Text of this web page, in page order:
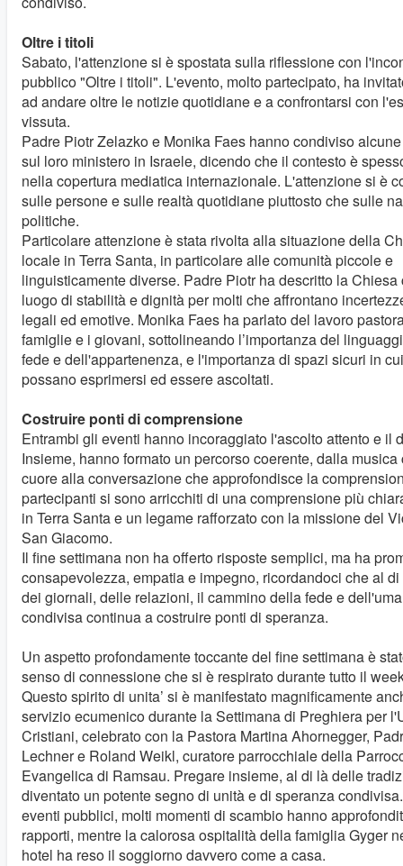
Oltre i titoli
Sabato, l'attenzione si è spostata sulla riflessione con
pubblico "Oltre i titoli". L'evento, molto partecipato, ha
ad andare oltre le notizie quotidiane e a confrontarsi con
vissuta.
Padre Piotr Zelazko e Monika Faes hanno condiviso
sul loro ministero in Israele, dicendo che il contesto è
nella copertura mediatica internazionale. L'attenzione si è
sulle persone e sulle realtà quotidiane piuttosto che sulle
politiche.
Particolare attenzione è stata rivolta alla situazione della
locale in Terra Santa, in particolare alle comunità piccole e
linguisticamente diverse. Padre Piotr ha descritto la Chiesa
luogo di stabilità e dignità per molti che affrontano
legali ed emotive. Monika Faes ha parlato del lavoro
famiglie e i giovani, sottolineando l’importanza del
fede e dell'appartenenza, e l'importanza di spazi sicuri in
possano esprimersi ed essere ascoltati.
Costruire ponti di comprensione
Entrambi gli eventi hanno incoraggiato l'ascolto attento e il
Insieme, hanno formato un percorso coerente, dalla
cuore alla conversazione che approfondisce la
partecipanti si sono arricchiti di una comprensione più
in Terra Santa e un legame rafforzato con la missione del
San Giacomo.
Il fine settimana non ha offerto risposte semplici, ma ha
consapevolezza, empatia e impegno, ricordandoci che al
dei giornali, delle relazioni, il cammino della fede e
condivisa continua a costruire ponti di speranza.
Un aspetto profondamente toccante del fine settimana è
senso di connessione che si è respirato durante tutto il
Questo spirito di unita’ si è manifestato magnificamente
servizio ecumenico durante la Settimana di Preghiera per
Cristiani, celebrato con la Pastora Martina Ahornegger,
Lechner e Roland Weikl, curatore parrocchiale della
Evangelica di Ramsau. Pregare insieme, al di là delle
diventato un potente segno di unità e di speranza
eventi pubblici, molti momenti di scambio hanno
rapporti, mentre la calorosa ospitalità della famiglia Gyger
hotel ha reso il soggiorno davvero come a casa.